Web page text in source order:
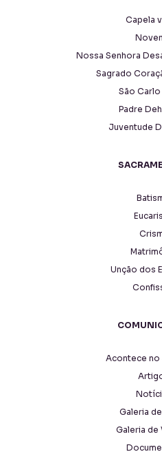
Capela
Nossa Senhora
Sagrado
São
Padre
Juventude
Unção dos
Acontece no
Galeria
Galeria de